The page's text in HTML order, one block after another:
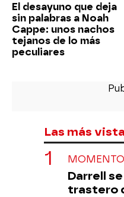
El desayuno que deja
sin palabras a Noah
Cappe: unos nachos
tejanos de lo más
peculiares
Las más
Darrell
trastero